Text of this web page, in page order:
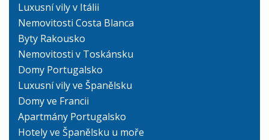
Luxusní vily v Itálii
Nemovitosti Costa Blanca
Byty Rakousko
Nemovitosti v Toskánsku
Domy Portugalsko
Luxusní vily ve Španělsku
Domy ve Francii
Apartmány Portugalsko
Hotely ve Španělsku u moře